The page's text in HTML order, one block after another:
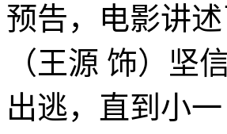
预告，电影讲
（王源 饰）坚
出逃，直到小